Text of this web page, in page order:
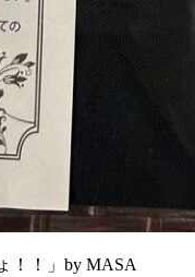
！！」by MASA